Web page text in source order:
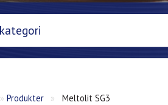
»Produkter » Meltolit SG3